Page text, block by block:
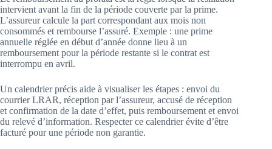
intervient avant la fin de la période couverte par la prime.
L’assureur calcule la part correspondant aux mois non
consommés et rembourse l’assuré. Exemple : une prime
annuelle réglée en début d’année donne lieu à un
remboursement pour la période restante si le contrat est
interrompu en avril.
Un calendrier précis aide à visualiser les étapes : envoi du
courrier LRAR, réception par l’assureur, accusé de réception
et confirmation de la date d’effet, puis remboursement et envoi
du relevé d’information. Respecter ce calendrier évite d’être
facturé pour une période non garantie.